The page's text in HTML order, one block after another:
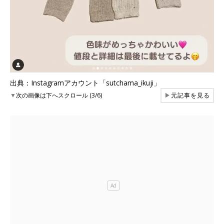
出典：Instagramアカウント「sutchama_ikuji」
▼次の画像は下へスクロール (3/6) ▶元記事を見る